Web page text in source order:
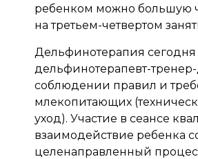
ребенком можно большую
на третьем-четвертом
Дельфинотерапия сегодня
дельфинотерапевт-
соблюдении правил и
млекопитающих
уход). Участие в сеансе
взаимодействие ребенка
целенаправленный